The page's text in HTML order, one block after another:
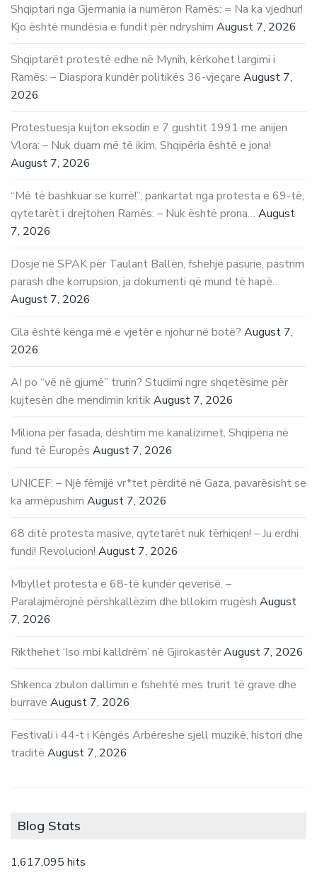
Shqiptari nga Gjermania ia numëron Ramës: = Na ka vjedhur!
Kjo është mundësia e fundit për ndryshim August 7, 2026
Shqiptarët protestë edhe në Mynih, kërkohet largimi i
Ramës: – Diaspora kundër politikës 36-vjeçare August 7,
2026
Protestuesja kujton eksodin e 7 gushtit 1991 me anijen
Vlora: – Nuk duam më të ikim, Shqipëria është e jona!
August 7, 2026
“Më të bashkuar se kurrë!”, pankartat nga protesta e 69-të,
qytetarët i drejtohen Ramës: – Nuk është prona… August
7, 2026
Dosje në SPAK për Taulant Ballën, fshehje pasurie, pastrim
parash dhe korrupsion, ja dokumenti që mund të hapë…
August 7, 2026
Cila është kënga më e vjetër e njohur në botë? August 7,
2026
AI po “vë në gjumë” trurin? Studimi ngre shqetësime për
kujtesën dhe mendimin kritikAugust 7, 2026
Miliona për fasada, dështim me kanalizimet, Shqipëria në
fund të Europës August 7, 2026
UNICEF: – Një fëmijë vr*tet përditë në Gaza, pavarësisht se
ka armëpushim August 7, 2026
68 ditë protesta masive, qytetarët nuk tërhiqen! – Ju erdhi
fundi! Revolucion! August 7, 2026
Mbyllet protesta e 68-të kundër qeverisë. –
Paralajmërojnë përshkallëzim dhe bllokim rrugësh August
7, 2026
Rikthehet ‘Iso mbi kalldrëm’ në GjirokastërAugust 7, 2026
Shkenca zbulon dallimin e fshehtë mes trurit të grave dhe
burrave August 7, 2026
Festivali i 44-t i Këngës Arbëreshe sjell muzikë, histori dhe
traditë August 7, 2026
Blog Stats
1,617,095 hits